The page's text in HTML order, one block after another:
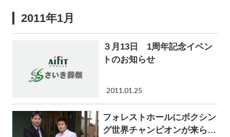
2011年1月
３月13日 1周年記念イベン
トのお知らせ
2011.01.25
フォレストホールにボクシン
グ世界チャンピオンが来られ